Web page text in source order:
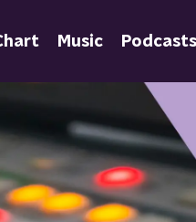
Music Podcasts